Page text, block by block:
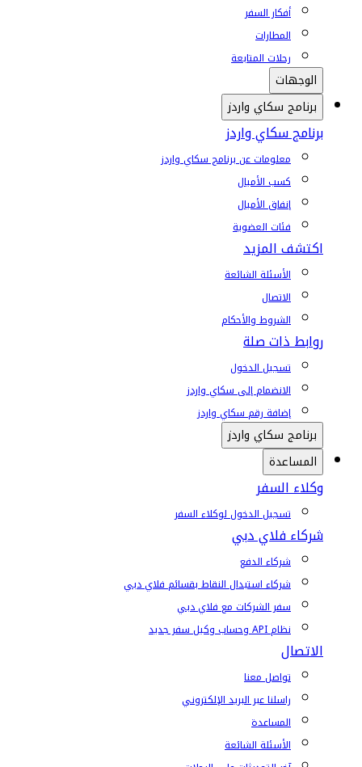
أفكار السفر
المطارات
رحلات المتابعة
الوجهات
برنامج سكاي واردز
برنامج سكاي واردز
معلومات عن برنامج سكاي واردز
كسب الأميال
إنفاق الأميال
فئات العضوية
اكتشف المزيد
الأسئلة الشائعة
الاتصال
الشروط والأحكام
روابط ذات صلة
تسجيل الدخول
الانضمام إلى سكاي واردز
إضافة رقم سكاي واردز
برنامج سكاي واردز
المساعدة
وكلاء السفر
تسجيل الدخول لوكلاء السفر
شركاء فلاي دبي
شركاء الدفع
شركاء استبدال النقاط بقسائم فلاي دبي
سفر الشركات مع فلاي دبي
نظام API وحساب وكيل سفر جديد
الاتصال
تواصل معنا
راسلنا عبر البريد الإلكتروني
المساعدة
الأسئلة الشائعة